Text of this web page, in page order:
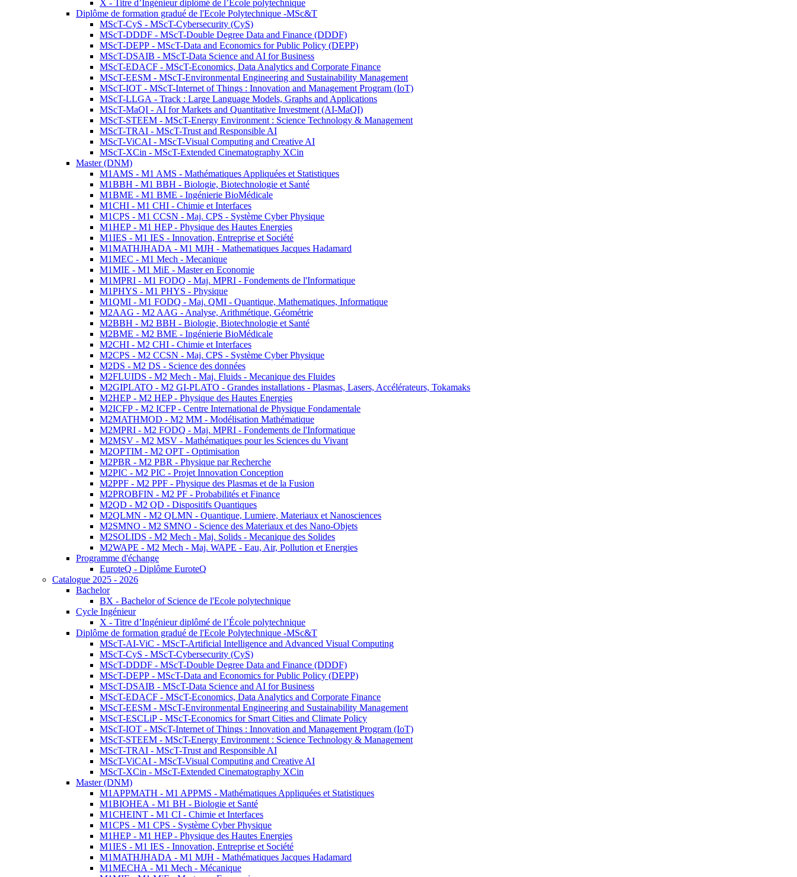
X - Titre d’Ingénieur diplômé de l’École polytechnique
Diplôme de formation gradué de l'Ecole Polytechnique -MSc&T
MScT-CyS - MScT-Cybersecurity (CyS)
MScT-DDDF - MScT-Double Degree Data and Finance (DDDF)
MScT-DEPP - MScT-Data and Economics for Public Policy (DEPP)
MScT-DSAIB - MScT-Data Science and AI for Business
MScT-EDACF - MScT-Economics, Data Analytics and Corporate Finance
MScT-EESM - MScT-Environmental Engineering and Sustainability Management
MScT-IOT - MScT-Internet of Things : Innovation and Management Program (IoT)
MScT-LLGA - Track : Large Language Models, Graphs and Applications
MScT-MaQI - AI for Markets and Quantitative Investment (AI-MaQI)
MScT-STEEM - MScT-Energy Environment : Science Technology & Management
MScT-TRAI - MScT-Trust and Responsible AI
MScT-ViCAI - MScT-Visual Computing and Creative AI
MScT-XCin - MScT-Extended Cinematography XCin
Master (DNM)
M1AMS - M1 AMS - Mathématiques Appliquées et Statistiques
M1BBH - M1 BBH - Biologie, Biotechnologie et Santé
M1BME - M1 BME - Ingénierie BioMédicale
M1CHI - M1 CHI - Chimie et Interfaces
M1CPS - M1 CCSN - Maj. CPS - Système Cyber Physique
M1HEP - M1 HEP - Physique des Hautes Energies
M1IES - M1 IES - Innovation, Entreprise et Société
M1MATHJHADA - M1 MJH - Mathematiques Jacques Hadamard
M1MEC - M1 Mech - Mecanique
M1MIE - M1 MiE - Master en Economie
M1MPRI - M1 FODQ - Maj. MPRI - Fondements de l'Informatique
M1PHYS - M1 PHYS - Physique
M1QMI - M1 FODQ - Maj. QMI - Quantique, Mathematiques, Informatique
M2AAG - M2 AAG - Analyse, Arithmétique, Géométrie
M2BBH - M2 BBH - Biologie, Biotechnologie et Santé
M2BME - M2 BME - Ingénierie BioMédicale
M2CHI - M2 CHI - Chimie et Interfaces
M2CPS - M2 CCSN - Maj. CPS - Système Cyber Physique
M2DS - M2 DS - Science des données
M2FLUIDS - M2 Mech - Maj. Fluids - Mecanique des Fluides
M2GIPLATO - M2 GI-PLATO - Grandes installations - Plasmas, Lasers, Accélérateurs, Tokamaks
M2HEP - M2 HEP - Physique des Hautes Energies
M2ICFP - M2 ICFP - Centre International de Physique Fondamentale
M2MATHMOD - M2 MM - Modélisation Mathématique
M2MPRI - M2 FODQ - Maj. MPRI - Fondements de l'Informatique
M2MSV - M2 MSV - Mathématiques pour les Sciences du Vivant
M2OPTIM - M2 OPT - Optimisation
M2PBR - M2 PBR - Physique par Recherche
M2PIC - M2 PIC - Projet Innovation Conception
M2PPF - M2 PPF - Physique des Plasmas et de la Fusion
M2PROBFIN - M2 PF - Probabilités et Finance
M2QD - M2 QD - Dispositifs Quantiques
M2QLMN - M2 QLMN - Quantique, Lumiere, Materiaux et Nanosciences
M2SMNO - M2 SMNO - Science des Materiaux et des Nano-Objets
M2SOLIDS - M2 Mech - Maj. Solids - Mecanique des Solides
M2WAPE - M2 Mech - Maj. WAPE - Eau, Air, Pollution et Energies
Programme d'échange
EuroteQ - Diplôme EuroteQ
Catalogue 2025 - 2026
Bachelor
BX - Bachelor of Science de l'Ecole polytechnique
Cycle Ingénieur
X - Titre d’Ingénieur diplômé de l’École polytechnique
Diplôme de formation gradué de l'Ecole Polytechnique -MSc&T
MScT-AI-ViC - MScT-Artificial Intelligence and Advanced Visual Computing
MScT-CyS - MScT-Cybersecurity (CyS)
MScT-DDDF - MScT-Double Degree Data and Finance (DDDF)
MScT-DEPP - MScT-Data and Economics for Public Policy (DEPP)
MScT-DSAIB - MScT-Data Science and AI for Business
MScT-EDACF - MScT-Economics, Data Analytics and Corporate Finance
MScT-EESM - MScT-Environmental Engineering and Sustainability Management
MScT-ESCLiP - MScT-Economics for Smart Cities and Climate Policy
MScT-IOT - MScT-Internet of Things : Innovation and Management Program (IoT)
MScT-STEEM - MScT-Energy Environment : Science Technology & Management
MScT-TRAI - MScT-Trust and Responsible AI
MScT-ViCAI - MScT-Visual Computing and Creative AI
MScT-XCin - MScT-Extended Cinematography XCin
Master (DNM)
M1APPMATH - M1 APPMS - Mathématiques Appliquées et Statistiques
M1BIOHEA - M1 BH - Biologie et Santé
M1CHEINT - M1 CI - Chimie et Interfaces
M1CPS - M1 CPS - Système Cyber Physique
M1HEP - M1 HEP - Physique des Hautes Energies
M1IES - M1 IES - Innovation, Entreprise et Société
M1MATHJHADA - M1 MJH - Mathématiques Jacques Hadamard
M1MECHA - M1 Mech - Mécanique